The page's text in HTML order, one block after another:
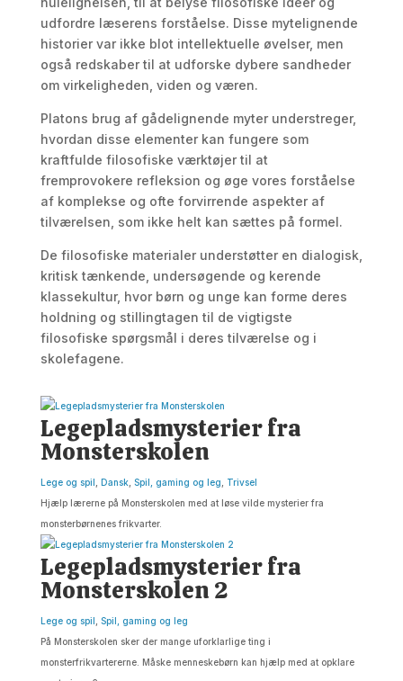
udfordre læserens forståelse. Disse mytelignende
historier var ikke blot intellektuelle øvelser, men
også redskaber til at udforske dybere sandheder
om virkeligheden, viden og væren.
Platons brug af gådelignende myter understreger,
hvordan disse elementer kan fungere som
kraftfulde filosofiske værktøjer til at
fremprovokere refleksion og øge vores forståelse
af komplekse og ofte forvirrende aspekter af
tilværelsen, som ikke helt kan sættes på formel.
De filosofiske materialer understøtter en dialogisk,
kritisk tænkende, undersøgende og kerende
klassekultur, hvor børn og unge kan forme deres
holdning og stillingtagen til de vigtigste
filosofiske spørgsmål i deres tilværelse og i
skolefagene.
Legepladsmysterier fra
Monsterskolen
Lege og spil Dansk, Spil, gaming og leg
Trivsel
Hjælp lærerne på Monsterskolen med at løse vilde mysterier fra
monsterbørnenes frikvarter.
Legepladsmysterier fra
Monsterskolen 2
Lege og spil Spil, gaming og leg
På Monsterskolen sker der mange uforklarlige ting i
monsterfrikvartererne. Måske menneskebørn kan hjælp med at opklare